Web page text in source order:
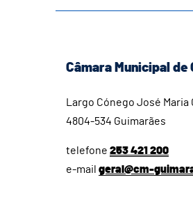
Câmara Municipal de
Largo Cónego José Maria
4804-534 Guimarães
telefone 253 421 200
e-mail geral@cm-